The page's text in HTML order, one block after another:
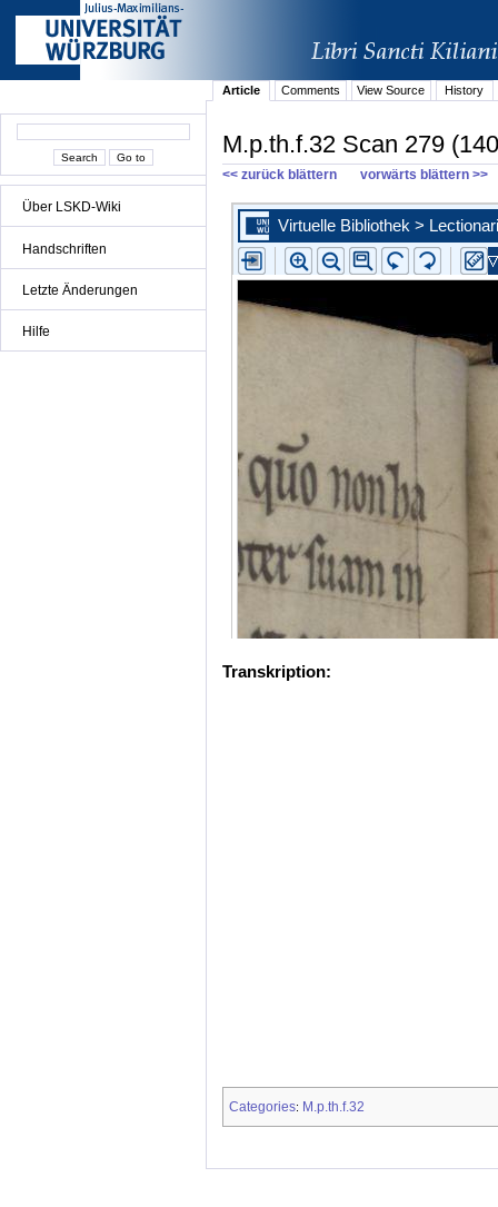
Über LSKD-Wiki
Handschriften
Letzte Änderungen
Hilfe
Article Comments View Source History
M.p.th.f.32 Scan 279
<< zurück blättern vorwärts blättern >>
Transkription:
Categories: M.p.th.f.32